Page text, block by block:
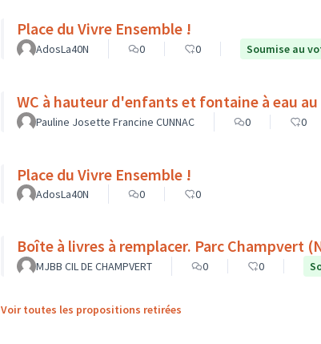
Place du Vivre Ensemble !
AdosLa40N 0 0 Soumise au
WC à hauteur d'enfants et fontaine à eau
Pauline Josette Francine CUNNAC 0 0
Place du Vivre Ensemble !
AdosLa40N 0 0
Boîte
MJBB CIL DE CHAMPVERT 0 0
Voir toutes les propositions retirées